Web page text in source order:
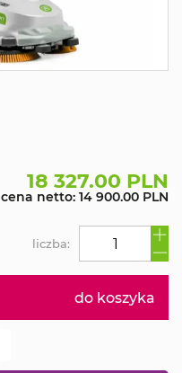
18 327.00 PLN
cena netto: 14 900.00 PLN
do koszyka
liczba: